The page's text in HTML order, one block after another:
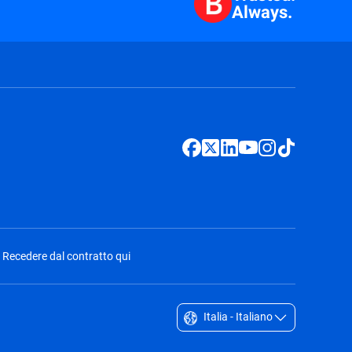
Always.
Recedere dal contratto qui
Italia - Italiano